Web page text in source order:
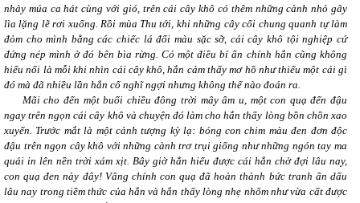
nhảy múa ca hát cùng với gió, trên cái cây khô có thêm những cành nhỏ gãy
lìa lặng lẽ rơi xuống. Rồi mùa Thu tới, khi những cây cối chung quanh tự làm
đỏm cho mình bằng các chiếc lá đổi màu sặc sỡ, cái cây khô tội nghiệp cứ
đứng nép mình ở đó bên bìa rừng. Có một điều bí ẩn chính hắn cũng không
hiểu nổi là mỗi khi nhìn cái cây khô, hắn cảm thấy mơ hồ như thiếu một cái gì
đó mà đã nhiều lần hắn cố nghĩ ngợi nhưng không thể nào đoán ra.
Mãi cho đến một buổi chiều đông trời mây âm u, một con quạ đến đậu
ngay trên ngọn cái cây khô và chuyện đó làm cho hắn thấy lòng bồn chồn xao
xuyến. Trước mắt là một cảnh tượng kỳ lạ: bóng con chim màu đen đơn độc
đậu trên ngọn cây khô với những cành trơ trụi giống như những ngón tay ma
quái in lên nền trời xám xịt. Bây giờ hắn hiểu được cái hắn chờ đợi lâu nay,
con quạ đen này đây! Vâng chính con quạ đã hoàn thành bức tranh ẩn dấu
lâu nay trong tiềm thức của hắn và hắn thấy lòng nhẹ nhõm như vừa cất được